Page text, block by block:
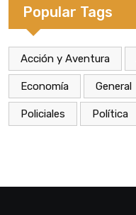
Popular Tags
Acción y Aventura
Economía General
Policiales Política